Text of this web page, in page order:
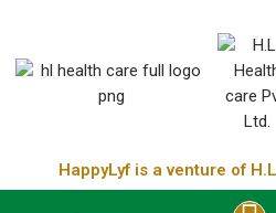
HappyLyf is a venture of